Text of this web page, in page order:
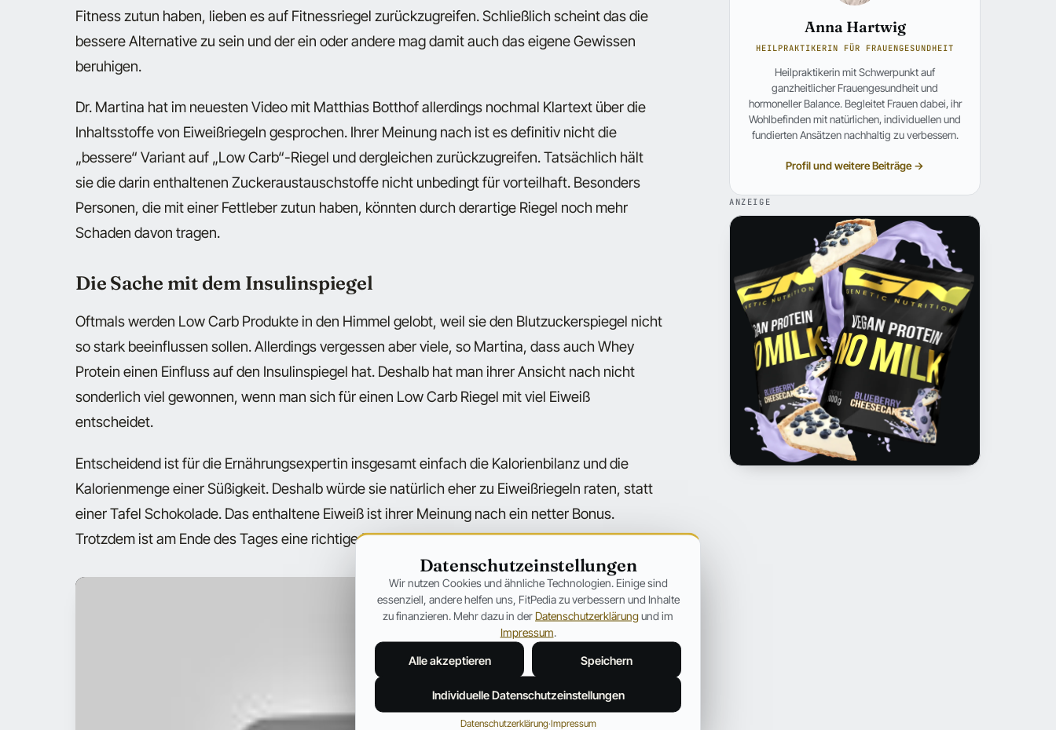
Fitness zutun haben, lieben es auf Fitnessriegel zurückzugreifen. Schließlich scheint das die
bessere Alternative zu sein und der ein oder andere mag damit auch das eigene Gewissen
beruhigen.
Dr. Martina hat im neuesten Video mit Matthias Botthof allerdings nochmal Klartext über die
Inhaltsstoffe von Eiweißriegeln gesprochen. Ihrer Meinung nach ist es definitiv nicht die
„bessere“ Variant auf „Low Carb“-Riegel und dergleichen zurückzugreifen. Tatsächlich hält
sie die darin enthaltenen Zuckeraustauschstoffe nicht unbedingt für vorteilhaft. Besonders
Personen, die mit einer Fettleber zutun haben, könnten durch derartige Riegel noch mehr
Schaden davon tragen.
Die Sache mit dem Insulinspiegel
Oftmals werden Low Carb Produkte in den Himmel gelobt, weil sie den Blutzuckerspiegel nicht
so stark beeinflussen sollen. Allerdings vergessen aber viele, so Martina, dass auch Whey
Protein einen Einfluss auf den Insulinspiegel hat. Deshalb hat man ihrer Ansicht nach nicht
sonderlich viel gewonnen, wenn man sich für einen Low Carb Riegel mit viel Eiweiß
entscheidet.
Entscheidend ist für die Ernährungsexpertin insgesamt einfach die Kalorienbilanz und die
Kalorienmenge einer Süßigkeit. Deshalb würde sie natürlich eher zu Eiweißriegeln raten, statt
einer Tafel Schokolade. Das enthaltene Eiweiß ist ihrer Meinung nach ein netter Bonus.
Trotzdem ist am Ende des Tages eine richtige Mahlzeit natürlich immer das Sinnvollste.
Anna Hartwig
HEILPRAKTIKERIN FÜR FRAUENGESUNDHEIT
Heilpraktikerin mit Schwerpunkt auf
ganzheitlicher Frauengesundheit und
hormoneller Balance. Begleitet Frauen dabei, ihr
Wohlbefinden mit natürlichen, individuellen und
fundierten Ansätzen nachhaltig zu verbessern.
Profil und weitere Beiträge →
ANZEIGE
Datenschutzeinstellungen
Wir nutzen Cookies und ähnliche Technologien. Einige sind
essenziell, andere helfen uns, FitPedia zu verbessern und Inhalte
zu finanzieren. Mehr dazu in der Datenschutzerklärungund im
Impressum.
Alle akzeptieren Speichern
Individuelle Datenschutzeinstellungen
Datenschutzerklärung·Impressum